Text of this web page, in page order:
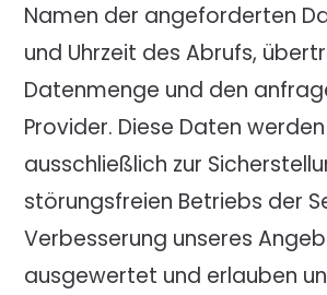
Namen der angeforderten
und Uhrzeit des Abrufs,
Datenmenge und den
Provider. Diese Daten werden
ausschließlich zur
störungsfreien Betriebs der
Verbesserung unseres
ausgewertet und erlauben